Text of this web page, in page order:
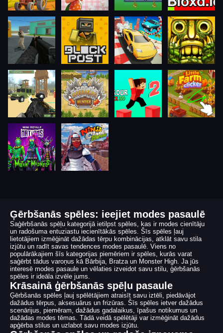
Ģērbšanās spēles: ieejiet modes pasaulē
Saģērbšanās spēļu kategorijā ietilpst spēles, kas ir modes cienītāju
un radošuma entuziastu iecienītākās spēles. Šīs spēles ļauj
lietotājiem izmēģināt dažādas tērpu kombinācijas, atklāt savu stila
izjūtu un radīt savas tendences modes pasaulē. Viens no
populārākajiem šīs kategorijas piemēriem ir spēles, kurās varat
saģērbt tādus varoņus kā Bārbija, Bratza un Monster High. Ja jūs
interesē modes pasaule un vēlaties izveidot savu stilu, ģērbšanās
spēles ir ideāla izvēle jums.
Krāsainā ģērbšanās spēļu pasaule
Ģērbšanās spēles ļauj spēlētājiem atraisīt savu iztēli, piedāvājot
dažādus tērpus, aksesuārus un frizūras. Šīs spēles ietver dažādus
scenārijus, piemēram, dažādus gadalaikus, īpašus notikumus un
dažādas modes tēmas. Tādā veidā spēlētāji var izmēģināt dažādus
apģērba stilus un uzlabot savu modes izjūtu.